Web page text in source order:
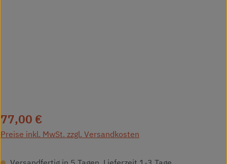
Regulärer Preis:
77,00 €
Preise inkl. MwSt. zzgl. Versandkosten